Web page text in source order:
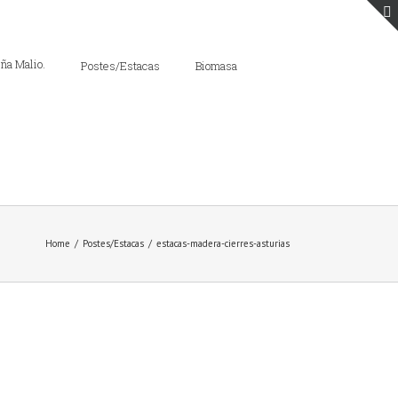
Postes/Estacas Biomasa
Home / Postes/Estacas / estacas-madera-cierres-asturias